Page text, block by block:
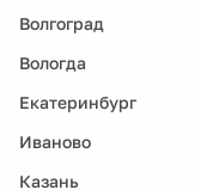
Волгоград
Вологда
Екатеринбург
Иваново
Казань